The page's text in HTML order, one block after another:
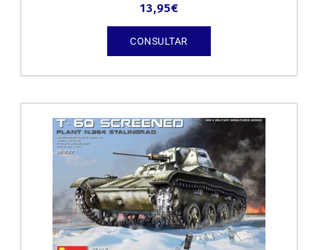
13,95€
CONSULTAR